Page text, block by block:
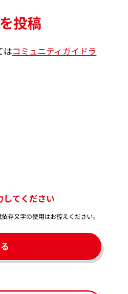
投稿
はコミュニティガイドラ
してください
存文字の使用はお控えください。​